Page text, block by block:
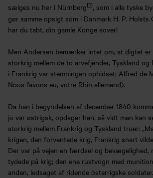
sælges nu her i Nürnberg[1], som i alle tyske
gør samme opsigt som i Danmark H. P. Holsts
har du tabt, din gamle Konge sover!
Men Andersen bemærker intet om, at digtet
storkrig mellem de to arvefjender, Tyskland
i Frankrig var stemningen ophidset; Alfred de
Nous l’avons eu, votre Rhin allemand).
Da han i begyndelsen af december 1840
jo var østrigsk, opdager han, så vidt man kan
storkrig mellem Frankrig og Tyskland truer:
krigen, den forventede krig, Frankrig snart
Der var på vejen en færdsel og bevægelighed,
tydede på krig; den ene rustvogn med
anden, ledsaget af ridende österrigske